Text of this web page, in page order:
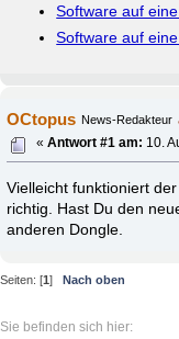
Software auf
Software auf
OCtopus News-Redakteur
«Antwort #1 am: 10.
Vielleicht funktioniert
richtig. Hast Du den
anderen Dongle.
Seiten: [1 ] Nach oben